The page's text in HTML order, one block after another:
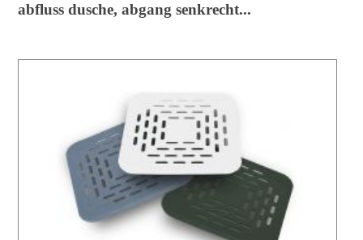
abfluss dusche, abgang senkrecht...